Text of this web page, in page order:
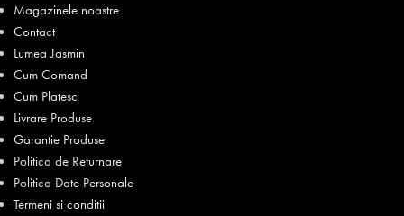
Magazinele noastre
Contact
Lumea Jasmin
Cum Comand
Cum Platesc
Livrare Produse
Garantie Produse
Politica de Returnare
Politica Date Personale
Termeni si conditii